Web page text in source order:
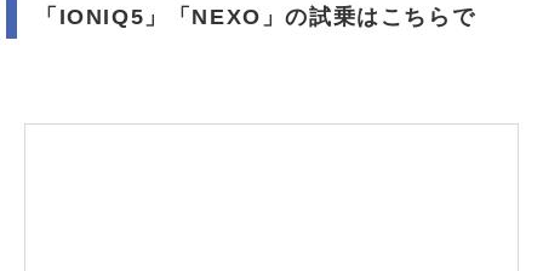
「IONIQ5」「NEXO」の試乗はこちらで